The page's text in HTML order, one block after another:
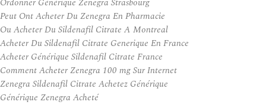
Peut Ont Acheter Du Zenegra En Pharmacie
Ou Acheter Du Sildenafil Citrate A Montreal
Acheter Du Sildenafil Citrate Generique En France
Acheter Générique Sildenafil Citrate France
Comment Acheter Zenegra 100 mg Sur Internet
Zenegra Sildenafil Citrate Achetez Générique
Générique Zenegra Acheté